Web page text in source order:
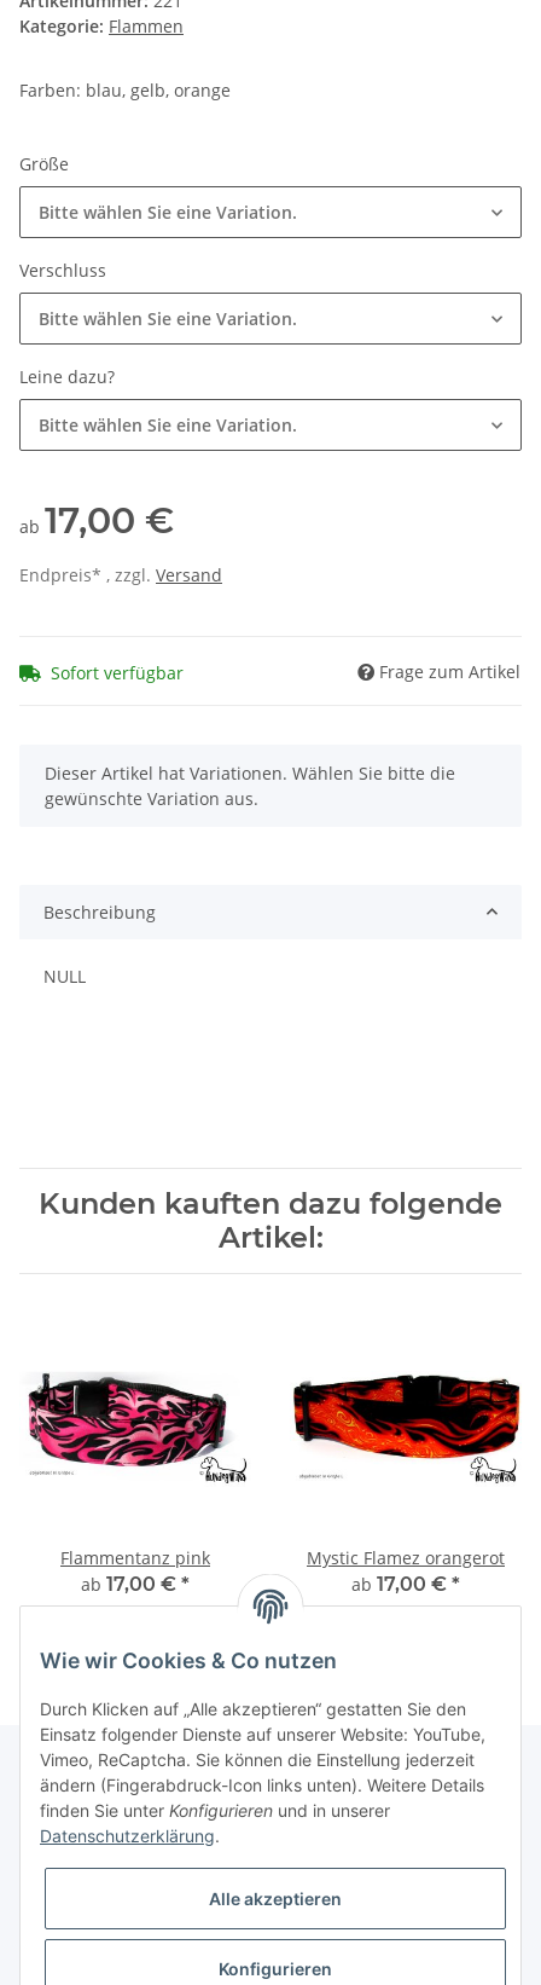
Kategorie: Flammen
Farben: blau, gelb, orange
Größe
Bitte wählen Sie eine Variation.
Verschluss
Bitte wählen Sie eine Variation.
Leine dazu?
Bitte wählen Sie eine Variation.
ab 17,00 €
Endpreis* , zzgl. Versand
Sofort verfügbar Frage zum Artikel
x
Dieser Artikel hat Variationen. Wählen Sie bitte die
gewünschte Variation aus.
Beschreibung
NULL
Kunden kauften dazu folgende
Artikel:
Flammentanz pink
ab 17,00 € *
Mystic Flamez orangerot
ab 17,00 € *
Informationen
Galerie
Wie wir Cookies & Co nutzen
Durch Klicken auf „Alle akzeptieren“ gestatten Sie den
Einsatz folgender Dienste auf unserer Website: YouTube,
Vimeo, ReCaptcha. Sie können die Einstellung jederzeit
ändern (Fingerabdruck-Icon links unten). Weitere Details
finden Sie unter Konfigurieren und in unserer
Datenschutzerklärung.
Alle akzeptieren
Konfigurieren